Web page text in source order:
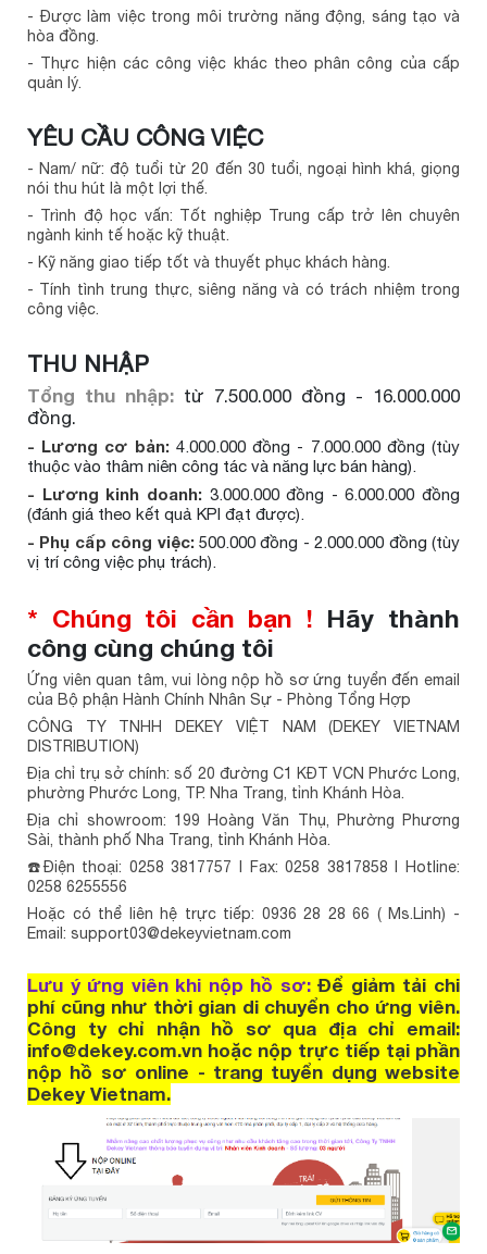
- Được làm việc trong môi trường năng động, sáng tạo và
hòa đồng.
- Thực hiện các công việc khác theo phân công của cấp
quản lý.
YÊU CẦU CÔNG VIỆC
- Nam/ nữ: độ tuổi từ 20 đến 30 tuổi, ngoại hình khá, giọng
nói thu hút là một lợi thế.
- Trình độ học vấn: Tốt nghiệp Trung cấp trở lên chuyên
ngành kinh tế hoặc kỹ thuật.
- Kỹ năng giao tiếp tốt và thuyết phục khách hàng.
- Tính tình trung thực, siêng năng và có trách nhiệm trong
công việc.
THU NHẬP
Tổng thu nhập: từ 7.500.000 đồng - 16.000.000
đồng.
- Lương cơ bản:4.000.000 đồng - 7.000.000 đồng (tùy
thuộc vào thâm niên công tác và năng lực bán hàng).
- Lương kinh doanh:3.000.000 đồng - 6.000.000 đồng
(đánh giá theo kết quả KPI đạt được).
- Phụ cấp công việc:500.000 đồng - 2.000.000 đồng (tùy
vị trí công việc phụ trách).
* Chúng tôi cần bạn ! Hãy thành
công cùng chúng tôi
Ứng viên quan tâm, vui lòng nộp hồ sơ ứng tuyển đến email
của Bộ phận Hành Chính Nhân Sự - Phòng Tổng Hợp
CÔNG TY TNHH DEKEY VIỆT NAM (DEKEY VIETNAM
DISTRIBUTION)
Địa chỉ trụ sở chính: số 20 đường C1 KĐT VCN Phước Long,
phường Phước Long, TP. Nha Trang, tỉnh Khánh Hòa.
Địa chỉ showroom: 199 Hoàng Văn Thụ, Phường Phương
Sài, thành phố Nha Trang, tỉnh Khánh Hòa.
☎️Điện thoại: 0258 3817757 l Fax: 0258 3817858 l Hotline:
0258 6255556
Hoặc có thể liên hệ trực tiếp: 0936 28 28 66 ( Ms.Linh) -
Email: support03@dekeyvietnam.com
Lưu ý ứng viên khi nộp hồ sơ: Để giảm tải chi
phí cũng như thời gian di chuyển cho ứng viên.
Công ty chỉ nhận hồ sơ qua địa chỉ email:
info@dekey.com.vn hoặc nộp trực tiếp tại phần
nộp hồ sơ online - trang tuyển dụng website
Dekey Vietnam.